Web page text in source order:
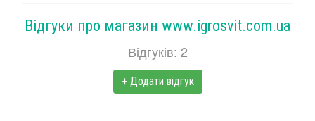
Відгуки про магазин www.igrosvit.com.ua
Відгуків: 2
+ Додати відгук